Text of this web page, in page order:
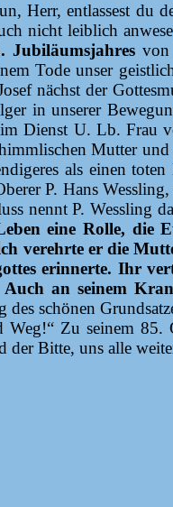
Herr, entlassest du
nicht leiblich
Jubiläumsjahres von
Tode unser
nächst der
in unserer
Dienst U. Lb. Frau
Mutter
als einen
P. Hans
nennt P. Wessling
eine Rolle,
verehrte er die
erinnerte. Ihr
an seinem
des schönen
Zu seinem 85.
der Bitte, uns alle